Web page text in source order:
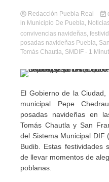
Redacción Puebla Real
in Municipio De Puebla,
convivencias navideñas,
posadas navideñas Puebla,
Tomás Chautla, SMDIF - 1
El Gobierno de la
municipal Pepe
posadas navideñas en
Tomás Chautla y San
del Sistema Municipal DIF
Budib. Estas festividades
de llevar momentos de
poblanas.